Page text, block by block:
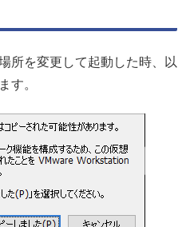
所を変更して起動した時、以
す。